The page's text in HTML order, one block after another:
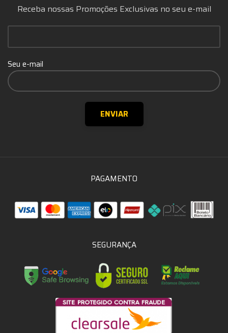
Receba nossas Promoções Exclusivas no seu e-mail
Seu e-mail
PAGAMENTO
SEGURANÇA